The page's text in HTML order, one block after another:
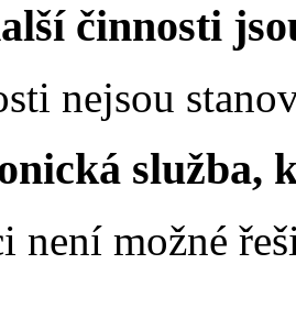
činnosti
nejsou
služba,
není možné